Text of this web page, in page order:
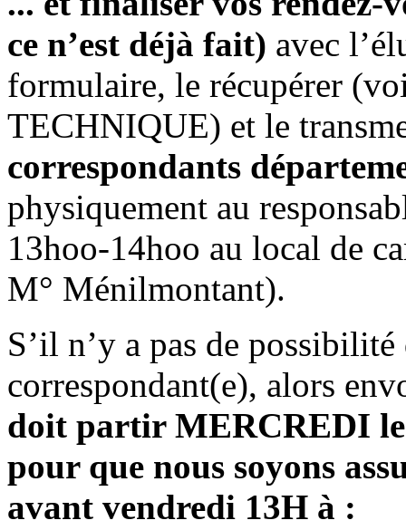
ce n’est déjà fait) avec
formulaire, le récupérer
TECHNIQUE) et le
correspondants
physiquement au
13hoo-14hoo au local de
M° Ménilmontant).
S’il n’y a pas de
correspondant(e), alors
doit partir MERCREDI
pour que nous soyons
avant vendredi 13H à :